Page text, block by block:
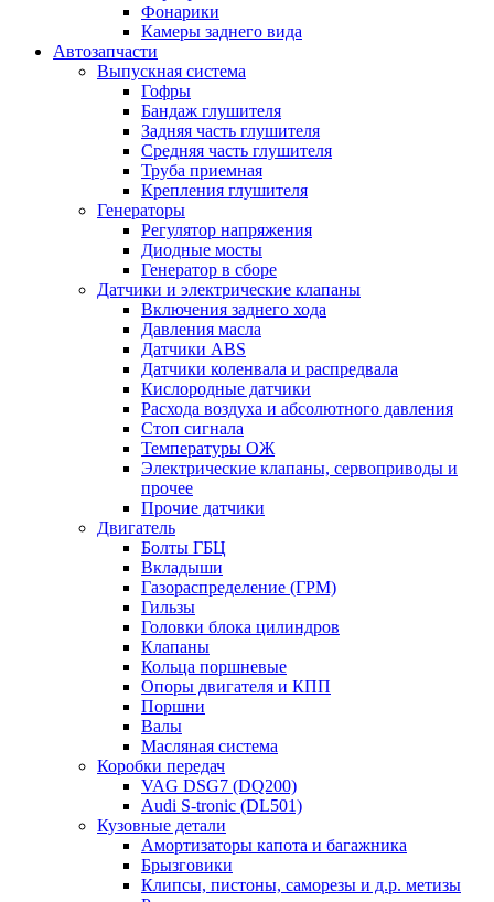
Фонарики
Камеры заднего вида
Автозапчасти
Выпускная система
Гофры
Бандаж глушителя
Задняя часть глушителя
Средняя часть глушителя
Труба приемная
Крепления глушителя
Генераторы
Регулятор напряжения
Диодные мосты
Генератор в сборе
Датчики и электрические клапаны
Включения заднего хода
Давления масла
Датчики ABS
Датчики коленвала и распредвала
Кислородные датчики
Расхода воздуха и абсолютного давления
Стоп сигнала
Температуры ОЖ
Электрические клапаны, сервоприводы и
прочее
Прочие датчики
Двигатель
Болты ГБЦ
Вкладыши
Газораспределение (ГРМ)
Гильзы
Головки блока цилиндров
Клапаны
Кольца поршневые
Опоры двигателя и КПП
Поршни
Валы
Масляная система
Коробки передач
VAG DSG7 (DQ200)
Audi S-tronic (DL501)
Кузовные детали
Амортизаторы капота и багажника
Брызговики
Клипсы, пистоны, саморезы и д.р. метизы